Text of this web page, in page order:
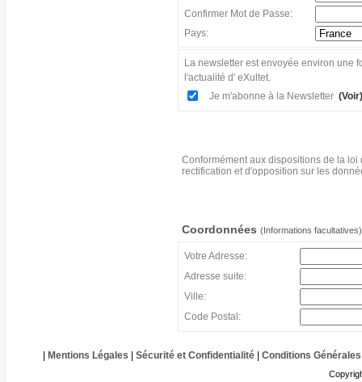
Confirmer Mot de Passe:
Pays:
La newsletter est envoyée environ une
l'actualité d' eXultet.
Je m'abonne à la Newsletter (Voir)
Conformément aux dispositions de la
rectification et d'opposition sur les
Coordonnées (Informations facultatives)
Votre Adresse:
Adresse suite:
Ville:
Code Postal:
Mentions Légales Sécurité et Confidentialité| Conditions Générales